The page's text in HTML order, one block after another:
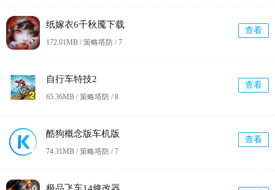
纸嫁衣6千秋魇下载
172.01MB / 策略塔防 /7
查看
自行车特技2
65.36MB / 策略塔防 /8
查看
酷狗概念版车机版
74.31MB / 策略塔防 /7
查看